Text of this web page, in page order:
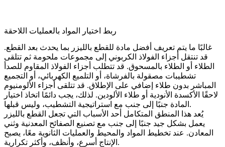
ربط اختيار المواد بالعمليات اللاحقة
غالبًا ما يتم تعريف أفضل مادة للقطع بالليزر بما يحدث بعد القطع.
قد تنتقل أجزاء الفولاذ الكربوني إلى مجموعات ملحومة ثم تتلقى
الطلاء أو الطلاء بالمسحوق. قد تتطلب أجزاء الفولاذ المقاوم للصدأ
تشطيبات مصقولة بالفرشاة، أو التلميع الكهربائي، أو التجميع
المباشر بدون طلاء إضافي على الإطلاق. قد تتلقى أجزاء الألومنيوم
لاحقًا الأكسدة الأنودية أو طلاء الألودين. لذلك، يجب دائمًا اتخاذ اختيار
المادة جنبًا إلى جنب مع استراتيجية التشطيب، وليس قبلها.
يُعد هذا المنطق المتكامل أحد الأسباب التي تجعل القطع بالليزر
يعمل بشكل جيد جنبًا إلى جنب مع تصنيع الصفائح المعدنية وثني
المعادن. عند تخطيط المواد والمحيط والعمليات الثانوية معًا، يصبح
الإنتاج أسرع، وأنظف، وأكثر تكرارية.